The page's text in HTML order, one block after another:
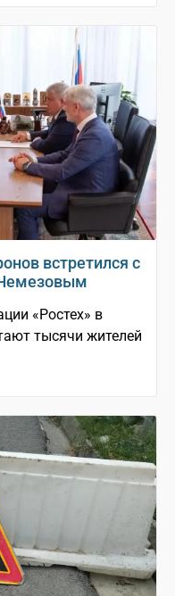
встретился с
«Ростех» в
тысячи жителей